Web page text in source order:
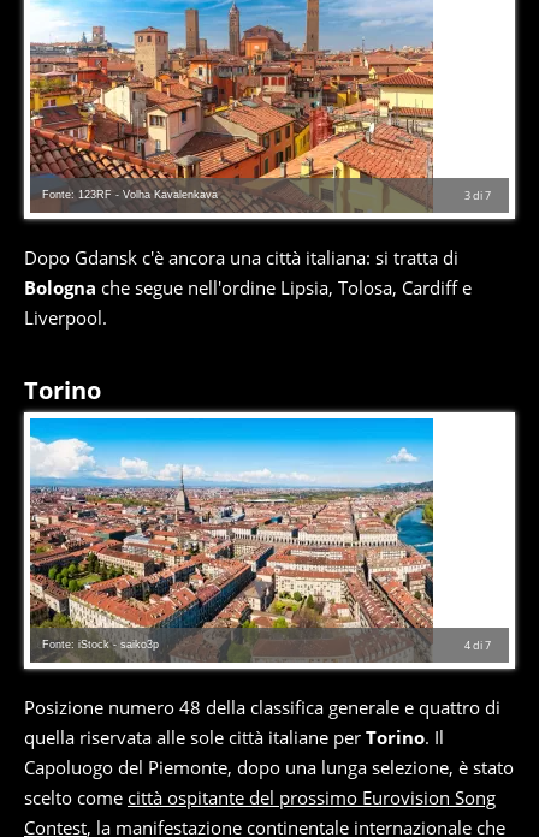
3di7
Fonte: 123RF - Volha Kavalenkava
Dopo Gdansk c'è ancora una città italiana: si tratta di
Bologna che segue nell'ordine Lipsia, Tolosa, Cardiff e
Liverpool.
Torino
4di7
Fonte: iStock - saiko3p
Posizione numero 48 della classifica generale e quattro di
quella riservata alle sole città italiane per Torino. Il
Capoluogo del Piemonte, dopo una lunga selezione, è stato
scelto come città ospitante del prossimo Eurovision Song
Contest, la manifestazione continentale internazionale che